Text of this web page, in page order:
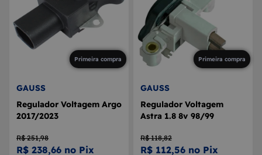
Primeira compra
GAUSS
Regulador Voltagem Argo
2017/2023
R$ 251,98
R$ 238,66 no Pix
Primeira compra
GAUSS
Regulador Voltagem
Astra 1.8 8v 98/99
R$ 118,82
R$ 112,56 no Pix